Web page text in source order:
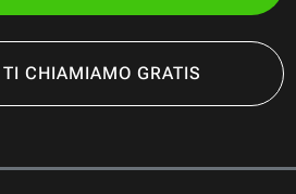
TI CHIAMIAMO GRATIS